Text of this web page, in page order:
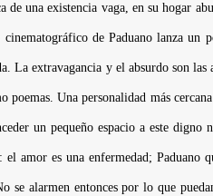
de una existencia vaga, en su hogar
de Paduano lanza un
La extravagancia y el absurdo son las
poemas. Una personalidad más
un pequeño espacio a este digno
el amor es una enfermedad; Paduano
se alarmen entonces por lo que